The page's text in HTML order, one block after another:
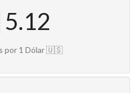
por 1 Dólar 🇺🇸